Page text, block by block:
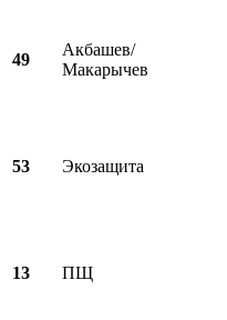
49
Акбашев/
Макарычев
53 Экозащита
13 ПЩ